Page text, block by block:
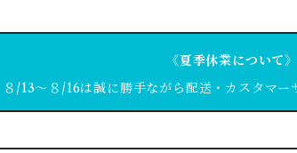
《夏季休業について》
８/13～８/16は誠に勝手ながら配送・カスタマー